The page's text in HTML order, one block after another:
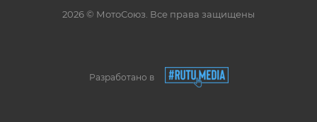
2026 © МотоСоюз. Все права защищены
Разработано в